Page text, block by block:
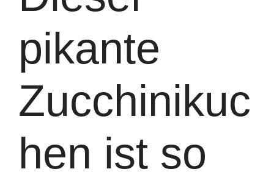
pikante
Zucchinikuc
hen ist so